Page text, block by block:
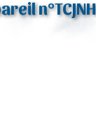
n°TCJNH